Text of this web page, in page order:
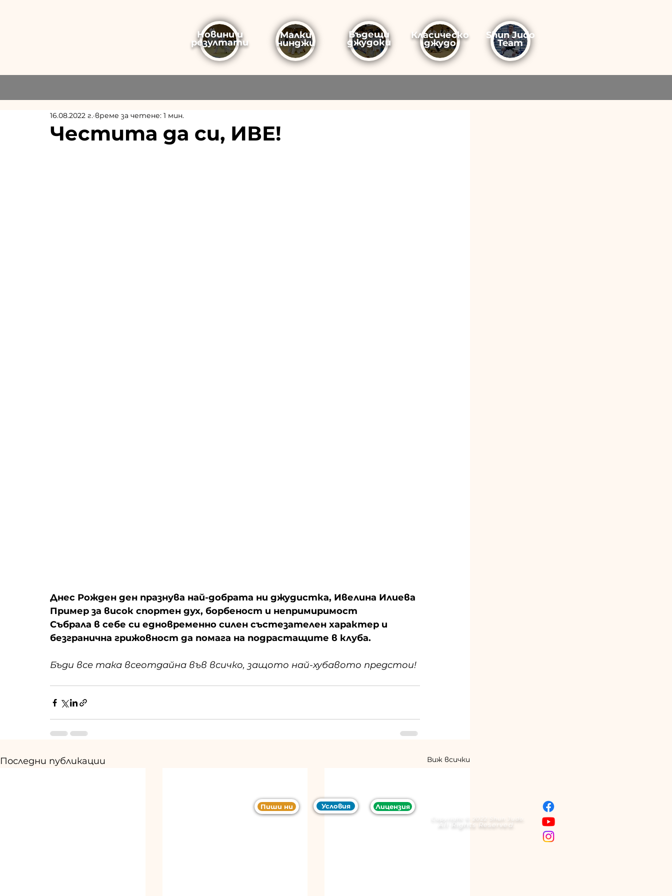
Новини и
резултати
Малки
нинджи
Бъдещи
джудоки
Класическо
джудо
Shun Judo
Team
Честита да си, ИВЕ!
16.08.2022 г. време за четене: 1 мин.
Днес Рожден ден празнува най-добрата ни джудистка, Ивелина Илиева
Пример за висок спортен дух, борбеност и непримиримост
Събрала в себе си едновременно силен състезателен характер и
безгранична грижовност да помага на подрастащите в клуба.
Бъди все така всеотдайна във всичко, защото най-хубавото предстои!
Последни публикации Виж всички
Пиши ни Условия Лицензия
Copyright © 2022 Shun Judo.
All Rights Reserved.